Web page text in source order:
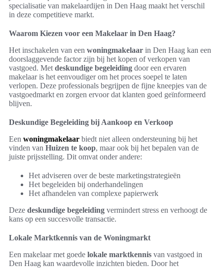
specialisatie van makelaardijen in Den Haag maakt het verschil
in deze competitieve markt.
Waarom Kiezen voor een Makelaar in Den Haag?
Het inschakelen van een woningmakelaar in Den Haag kan een
doorslaggevende factor zijn bij het kopen of verkopen van
vastgoed. Met deskundige begeleiding door een ervaren
makelaar is het eenvoudiger om het proces soepel te laten
verlopen. Deze professionals begrijpen de fijne kneepjes van de
vastgoedmarkt en zorgen ervoor dat klanten goed geïnformeerd
blijven.
Deskundige Begeleiding bij Aankoop en Verkoop
Een woningmakelaar biedt niet alleen ondersteuning bij het
vinden van Huizen te koop, maar ook bij het bepalen van de
juiste prijsstelling. Dit omvat onder andere:
Het adviseren over de beste marketingstrategieën
Het begeleiden bij onderhandelingen
Het afhandelen van complexe papierwerk
Deze deskundige begeleiding vermindert stress en verhoogt de
kans op een succesvolle transactie.
Lokale Marktkennis van de Woningmarkt
Een makelaar met goede lokale marktkennis van vastgoed in
Den Haag kan waardevolle inzichten bieden. Door het